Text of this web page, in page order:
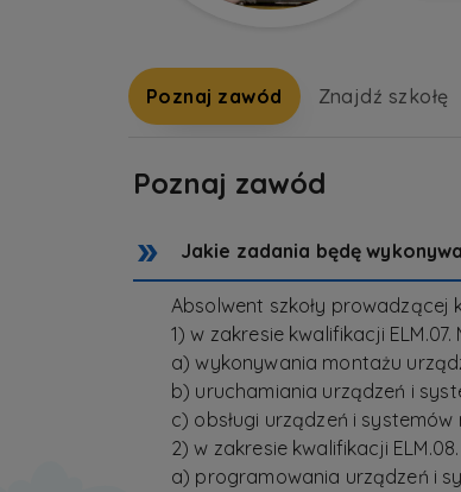
Poznaj zawód Znajdź szkołę
Poznaj zawód
Jakie zadania będę
Absolwent szkoły
1) w zakresie kwalifikacji
a) wykonywania montażu
b) uruchamiania urządzeń i
c) obsługi urządzeń i
2) w zakresie kwalifikacji
a) programowania urządzeń i